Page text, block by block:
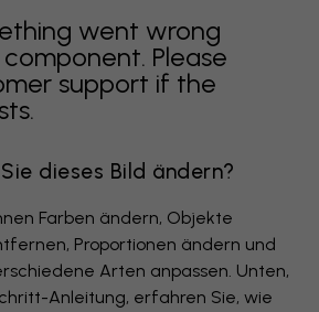
went wrong
Please
support if the
dieses Bild ändern?
Farben ändern, Objekte
Proportionen ändern und
Arten anpassen. Unten,
Anleitung, erfahren Sie, wie